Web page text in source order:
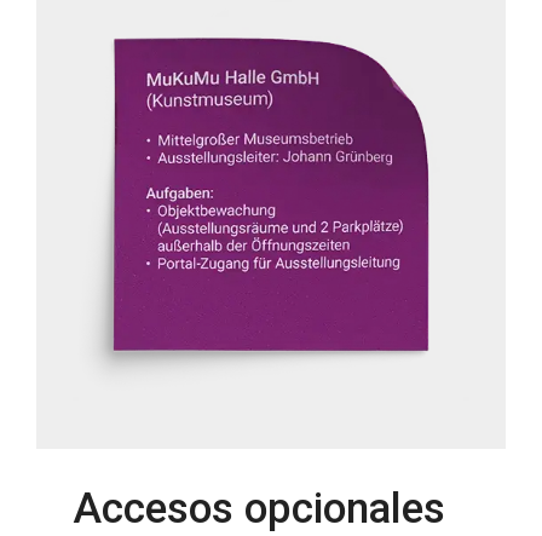
Accesos opcionales